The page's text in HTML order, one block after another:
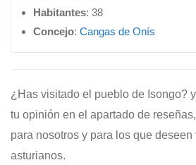
Habitantes: 38
Concejo: Cangas de Onís
¿Has visitado el pueblo de Isongo?
tu opinión en el apartado de
para nosotros y para los que
asturianos.